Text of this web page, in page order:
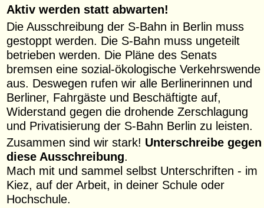
Aktiv werden statt abwarten!
Die Ausschreibung der S-Bahn in Berlin muss
gestoppt werden. Die S-Bahn muss ungeteilt
betrieben werden. Die Pläne des Senats
bremsen eine sozial-ökologische Verkehrswende
aus. Deswegen rufen wir alle Berlinerinnen und
Berliner, Fahrgäste und Beschäftigte auf,
Widerstand gegen die drohende Zerschlagung
und Privatisierung der S-Bahn Berlin zu leisten.
Zusammen sind wir stark! Unterschreibe gegen
diese Ausschreibung.
Mach mit und sammel selbst Unterschriften - im
Kiez, auf der Arbeit, in deiner Schule oder
Hochschule.